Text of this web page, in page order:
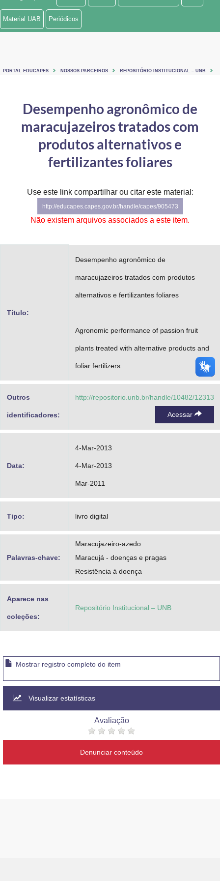
Ministério de Minas e Energia
Controladoria-Geral da União
Ministério da Mulher, da Família e dos Direitos Humanos
Gabinete de Segurança Institucional
Material UAB Periódicos
PORTAL EDUCAPES NOSSOS PARCEIROS REPOSITÓRIO INSTITUCIONAL – UNB
Desempenho agronômico de
maracujazeiros tratados com
produtos alternativos e
fertilizantes foliares
Use este link compartilhar ou citar este material:
http://educapes.capes.gov.br/handle/capes/905473
Não existem arquivos associados a este item.
Título:
Desempenho agronômico de
maracujazeiros tratados com produtos
alternativos e fertilizantes foliares
Agronomic performance of passion fruit
plants treated with alternative products and
foliar fertilizers
Outros
identificadores:
http://repositorio.unb.br/handle/10482/12313
Acessar
Data:
4-Mar-2013
4-Mar-2013
Mar-2011
Tipo: livro digital
Palavras-chave:
Maracujazeiro-azedo
Maracujá - doenças e pragas
Resistência à doença
Aparece nas
coleções:
Repositório Institucional – UNB
Mostrar registro completo do item
Visualizar estatísticas
Avaliação
Denunciar conteúdo